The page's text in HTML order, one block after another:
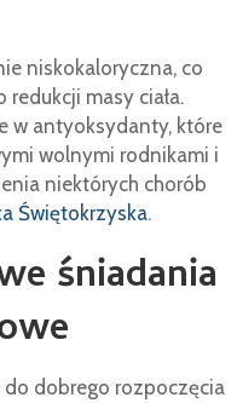
niskokaloryczna, co
masy ciała.
w antyoksydanty, które
wolnymi rodnikami i
niektórych chorób
Świętokrzyska.
śniadania
dobrego rozpoczęcia